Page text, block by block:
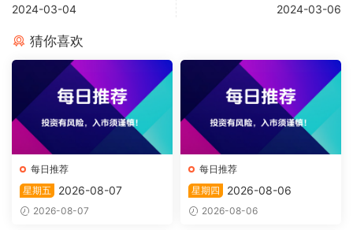
2024-03-04 2024-03-06
猜你喜欢
每日推荐
星期五
2026-08-07
2026-08-07
每日推荐
星期四
2026-08-06
2026-08-06